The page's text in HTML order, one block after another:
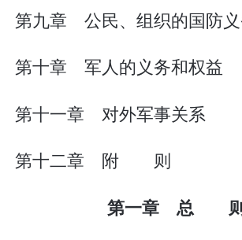
第九章 公民、组织的国防
第十章 军人的义务和权益
第十一章 对外军事关系
第十二章 附 则
第一章 总